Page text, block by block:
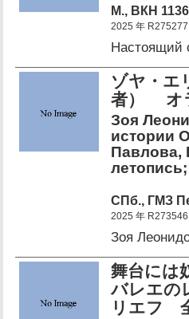
М., ВКН
2025 年 R275277
Настоящий
ゾヤ・エ
者） オ
Зоя
истории
Павлова,
СПб., ГМЗ
2025 年 R273546
Зоя
舞台には
バレエの
リエフ